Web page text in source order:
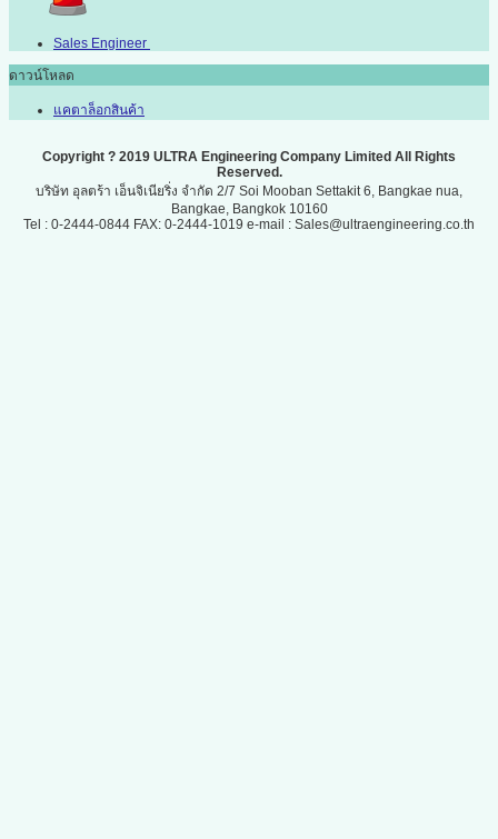
Sales Engineer
ดาวน์โหลด
แคตาล็อกสินค้า
Copyright ? 2019 ULTRA Engineering Company Limited All Rights
Reserved.
บริษัท อุลตร้า เอ็นจิเนียริ่ง จำกัด 2/7 Soi Mooban Settakit 6, Bangkae nua,
Bangkae, Bangkok 10160
Tel : 0-2444-0844 FAX: 0-2444-1019 e-mail : Sales@ultraengineering.co.th